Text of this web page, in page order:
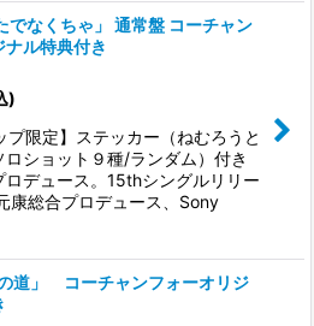
でなくちゃ」 通常盤 コーチャン
ナル特典付き
)
プ限定】ステッカー（ねむろうと
ショット９種/ランダム）付き
ロデュース。15thシングルリリー
康総合プロデュース、Sony
道」 コーチャンフォーオリジ